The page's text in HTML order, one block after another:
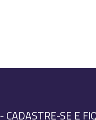
- CADASTRE-SE E